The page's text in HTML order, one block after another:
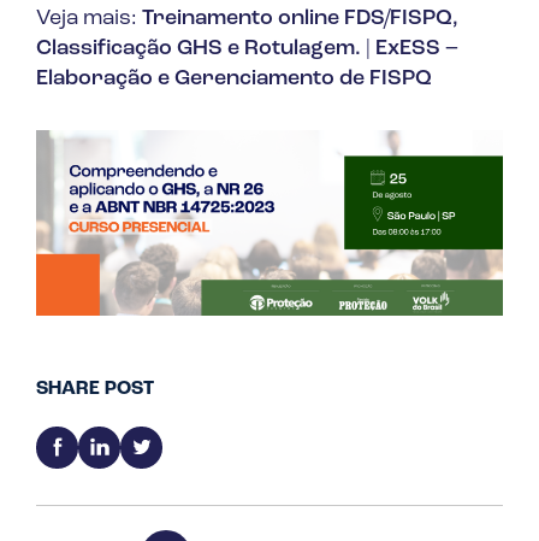
Veja mais: Treinamento online FDS/FISPQ,
Classificação GHS e Rotulagem.
ExESS –
Elaboração e Gerenciamento de FISPQ
SHARE POST